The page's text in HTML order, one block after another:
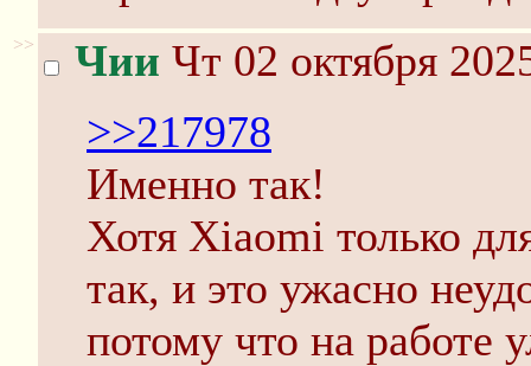
>> Чии Чт 02 октября
>>217978
Именно так!
Хотя Xiaomi только
так, и это ужасно
потому что на работе